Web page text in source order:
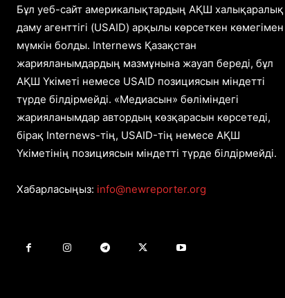
Бұл уеб-сайт америкалықтардың АҚШ халықаралық
даму агенттігі (USAID) арқылы көрсеткен көмегімен
мүмкін болды. Internews Қазақстан
жарияланымдардың мазмұнына жауап береді, бұл
АҚШ Үкіметі немесе USAID позициясын міндетті
түрде білдірмейді. «Медиасын» бөліміндегі
жарияланымдар автордың көзқарасын көрсетеді,
бірақ Internews-тің, USAID-тің немесе АҚШ
Үкіметінің позициясын міндетті түрде білдірмейді.
Хабарласыңыз: info@newreporter.org